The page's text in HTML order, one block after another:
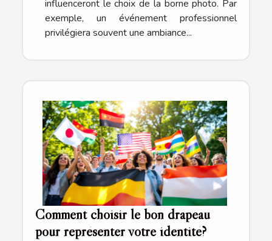
influenceront le choix de la borne photo. Par
exemple, un événement professionnel
privilégiera souvent une ambiance...
Comment choisir le bon drapeau
pour représenter votre identité?